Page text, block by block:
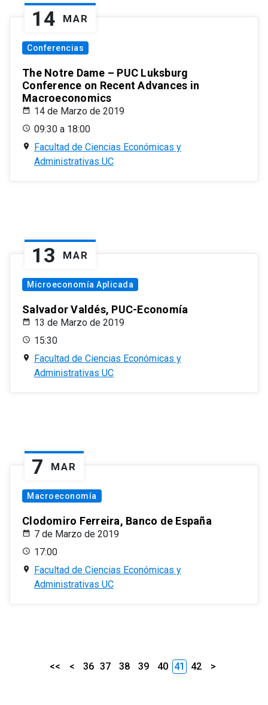
14 MAR
Conferencias
The Notre Dame – PUC Luksburg
Conference on Recent Advances in
Macroeconomics
14 de Marzo de 2019
09:30 a 18:00
Facultad de Ciencias Económicas y
Administrativas UC
13 MAR
Microeconomía Aplicada
Salvador Valdés, PUC-Economía
13 de Marzo de 2019
15:30
Facultad de Ciencias Económicas y
Administrativas UC
7 MAR
Macroeconomía
Clodomiro Ferreira, Banco de España
7 de Marzo de 2019
17:00
Facultad de Ciencias Económicas y
Administrativas UC
<< < 36 37 38 39 40 41 42 >